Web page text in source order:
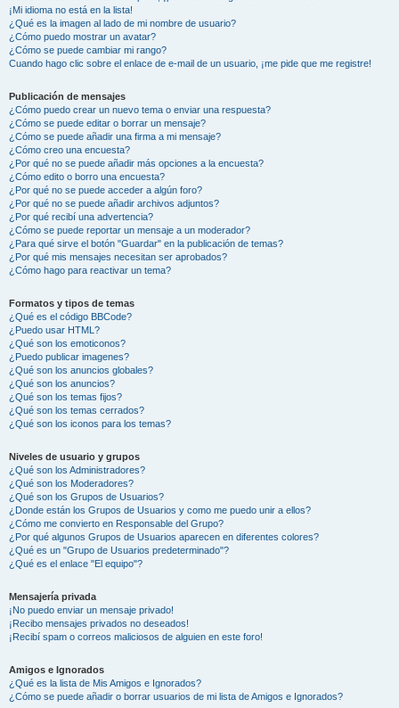
¡Mi idioma no está en la lista!
¿Qué es la imagen al lado de mi nombre de usuario?
¿Cómo puedo mostrar un avatar?
¿Cómo se puede cambiar mi rango?
Cuando hago clic sobre el enlace de e-mail de un usuario, ¡me pide que me registre!
Publicación de mensajes
¿Cómo puedo crear un nuevo tema o enviar una respuesta?
¿Cómo se puede editar o borrar un mensaje?
¿Cómo se puede añadir una firma a mi mensaje?
¿Cómo creo una encuesta?
¿Por qué no se puede añadir más opciones a la encuesta?
¿Cómo edito o borro una encuesta?
¿Por qué no se puede acceder a algún foro?
¿Por qué no se puede añadir archivos adjuntos?
¿Por qué recibí una advertencia?
¿Cómo se puede reportar un mensaje a un moderador?
¿Para qué sirve el botón "Guardar" en la publicación de temas?
¿Por qué mis mensajes necesitan ser aprobados?
¿Cómo hago para reactivar un tema?
Formatos y tipos de temas
¿Qué es el código BBCode?
¿Puedo usar HTML?
¿Qué son los emoticonos?
¿Puedo publicar imagenes?
¿Qué son los anuncios globales?
¿Qué son los anuncios?
¿Qué son los temas fijos?
¿Qué son los temas cerrados?
¿Qué son los iconos para los temas?
Niveles de usuario y grupos
¿Qué son los Administradores?
¿Qué son los Moderadores?
¿Qué son los Grupos de Usuarios?
¿Donde están los Grupos de Usuarios y como me puedo unir a ellos?
¿Cómo me convierto en Responsable del Grupo?
¿Por qué algunos Grupos de Usuarios aparecen en diferentes colores?
¿Qué es un "Grupo de Usuarios predeterminado"?
¿Qué es el enlace "El equipo"?
Mensajería privada
¡No puedo enviar un mensaje privado!
¡Recibo mensajes privados no deseados!
¡Recibí spam o correos maliciosos de alguien en este foro!
Amigos e Ignorados
¿Qué es la lista de Mis Amigos e Ignorados?
¿Cómo se puede añadir o borrar usuarios de mi lista de Amigos e Ignorados?